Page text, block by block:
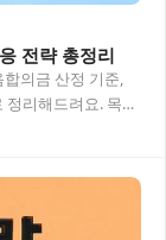
전략 총정리
의금 산정 기준,
리해드려요. 목차